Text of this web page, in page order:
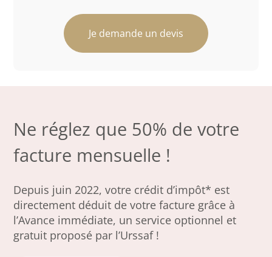
Je demande un devis
Ne réglez que 50% de votre
facture mensuelle !
Depuis juin 2022, votre crédit d’impôt* est
directement déduit de votre facture grâce à
l’Avance immédiate, un service optionnel et
gratuit proposé par l’Urssaf !